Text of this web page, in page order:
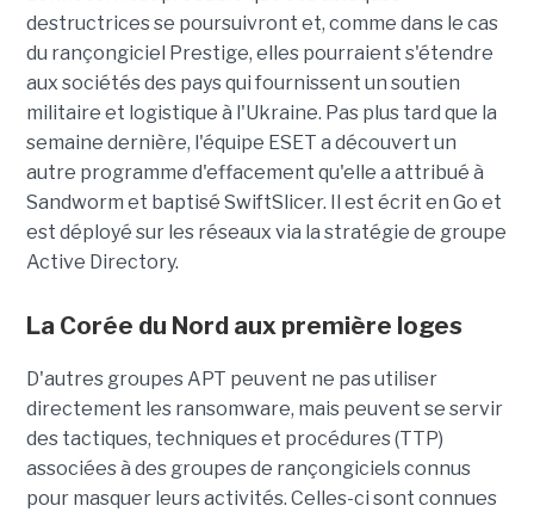
destructrices se poursuivront et, comme dans le cas
du rançongiciel Prestige, elles pourraient s'étendre
aux sociétés des pays qui fournissent un soutien
militaire et logistique à l'Ukraine. Pas plus tard que la
semaine dernière, l'équipe ESET a découvert un
autre programme d'effacement qu'elle a attribué à
Sandworm et baptisé SwiftSlicer. Il est écrit en Go et
est déployé sur les réseaux via la stratégie de groupe
Active Directory.
La Corée du Nord aux première loges
D'autres groupes APT peuvent ne pas utiliser
directement les ransomware, mais peuvent se servir
des tactiques, techniques et procédures (TTP)
associées à des groupes de rançongiciels connus
pour masquer leurs activités. Celles-ci sont connues